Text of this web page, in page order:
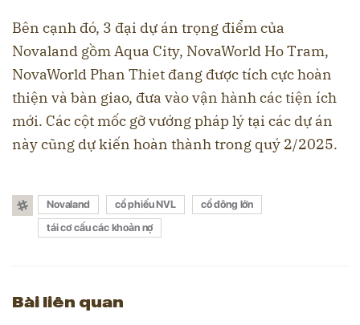
Bên cạnh đó, 3 đại dự án trọng điểm của
Novaland gồm Aqua City, NovaWorld Ho Tram,
NovaWorld Phan Thiet đang được tích cực hoàn
thiện và bàn giao, đưa vào vận hành các tiện ích
mới. Các cột mốc gỡ vướng pháp lý tại các dự án
này cũng dự kiến hoàn thành trong quý 2/2025.
Novaland cổ phiếu NVL
cổ đông lớn
tái cơ cấu các khoản nợ
Bài liên quan